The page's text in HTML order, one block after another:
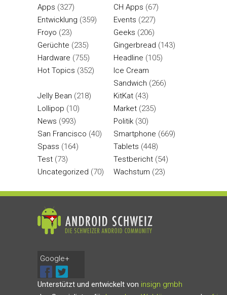
Apps (327) CH Apps (67)
Entwicklung (359) Events (227)
Froyo (23) Geeks (206)
Gerüchte (235) Gingerbread (143)
Hardware (755) Headline (105)
Hot Topics (352)
Ice Cream
Sandwich (266)
Jelly Bean (218) KitKat (43)
Lollipop (10) Market (235)
News (993) Politik (30)
San Francisco (40) Smartphone (669)
Spass (164) Tablets (448)
Test (73) Testbericht (54)
Uncategorized (70) Wachstum (23)
Google+
Unterstützt und entwickelt von insign gmbh